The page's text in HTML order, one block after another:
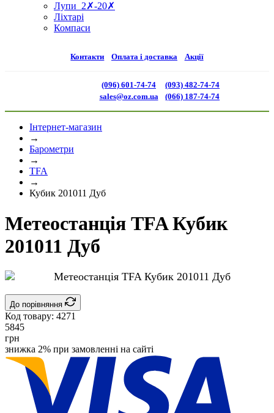
Лупи 2✗-20✗
Ліхтарі
Компаси
Контакти Оплата і доставка Акції
(096) 601-74-74
sales@oz.com.ua
(093) 482-74-74
(066) 187-74-74
Інтернет-магазин
→
Барометри
→
TFA
→
Кубик 201011 Дуб
Метеостанція TFA Кубик
201011 Дуб
До порівняння
Код товару: 4271
5845
грн
знижка 2% при замовленні на сайті